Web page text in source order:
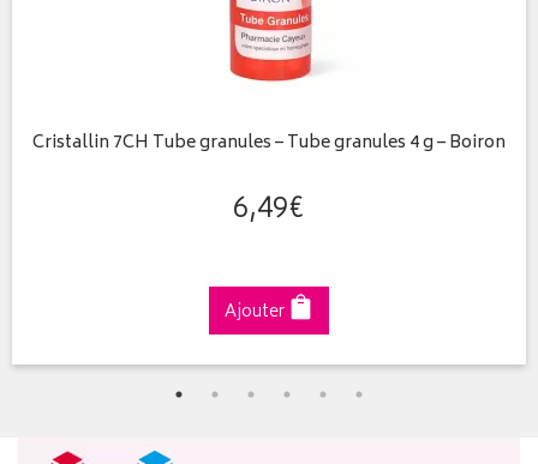
Cristallin 7CH Tube granules – Tube granules 4 g – Boiron
6,49€
Ajouter